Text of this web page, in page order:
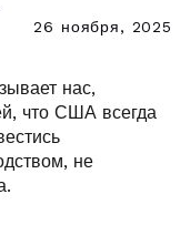
26 ноября, 2025
нас,
что США всегда
не